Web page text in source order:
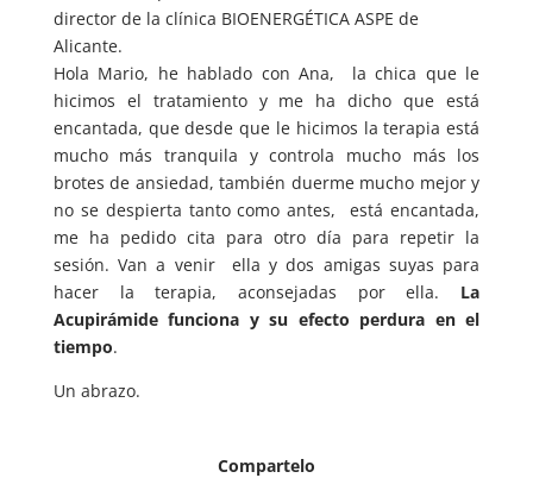
director de la clínica BIOENERGÉTICA ASPE de
Alicante.
Hola Mario, he hablado con Ana, la chica que le
hicimos el tratamiento y me ha dicho que está
encantada, que desde que le hicimos la terapia está
mucho más tranquila y controla mucho más los
brotes de ansiedad, también duerme mucho mejor y
no se despierta tanto como antes, está encantada,
me ha pedido cita para otro día para repetir la
sesión. Van a venir ella y dos amigas suyas para
hacer la terapia, aconsejadas por ella. La
Acupirámide funciona y su efecto perdura en el
tiempo.
Un abrazo.
Compartelo